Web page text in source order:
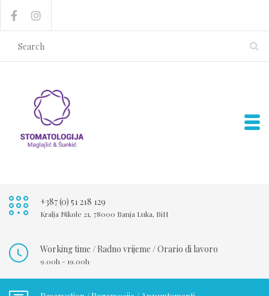
+387 (0) 51 218 129
Kralja Nikole 21, 78000 Banja Luka, BiH
Working time / Radno vrijeme / Orario di lavoro
9.00h - 19.00h